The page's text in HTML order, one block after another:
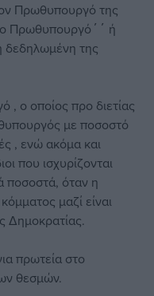
Πρωθυπουργό της
Πρωθυπουργό΄΄ ή
δεδηλωμένη της
, ο οποίος προ διετίας
με ποσοστό
, ενώ ακόμα και
που ισχυρίζονται
ποσοστά, όταν η
μαζί είναι
Δημοκρατίας.
πρωτεία στο
θεσμών.